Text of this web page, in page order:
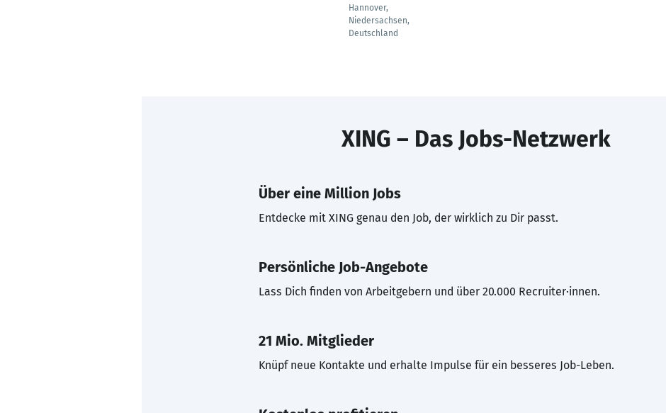
Hannover,
Niedersachsen,
Deutschland
XING – Das Jobs-Netzwerk
Über eine Million Jobs
Entdecke mit XING genau den Job, der wirklich zu Dir passt.
Persönliche Job-Angebote
Lass Dich finden von Arbeitgebern und über 20.000 Recruiter·innen.
21 Mio. Mitglieder
Knüpf neue Kontakte und erhalte Impulse für ein besseres Job-Leben.